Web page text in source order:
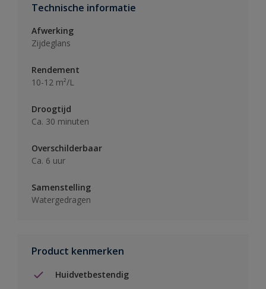
Technische informatie
Afwerking
Zijdeglans
Rendement
10-12 m²/L
Droogtijd
Ca. 30 minuten
Overschilderbaar
Ca. 6 uur
Samenstelling
Watergedragen
Product kenmerken
Huidvetbestendig